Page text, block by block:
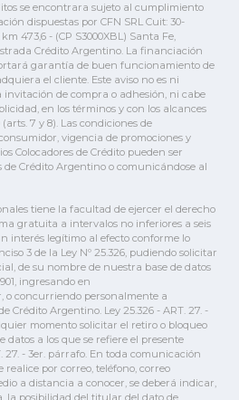
se encontrara sujeto al cumplimiento
dispuestas por CFN SRL Cuit: 30-
473,6 - (CP S3000XBL) Santa Fe,
Crédito Argentino. La financiación
garantía de buen funcionamiento de
el cliente. Este aviso no es ni
de compra o adhesión, ni cabe
en los términos y con los alcances
7 y 8). Las condiciones de
vigencia de promociones y
Colocadores de Crédito pueden ser
Crédito Argentino o comunicándose al
tiene la facultad de ejercer el derecho
gratuita a intervalos no inferiores a seis
interés legítimo al efecto conforme lo
3 de la Ley Nº 25.326, pudiendo solicitar
de su nombre de nuestra base de datos
ingresando en
o concurriendo personalmente a
Crédito Argentino. Ley 25.326 - ART. 27. -
momento solicitar el retiro o bloqueo
datos a los que se refiere el presente
27. - 3er. párrafo. En toda comunicación
por correo, teléfono, correo
a distancia a conocer, se deberá indicar,
la posibilidad del titular del dato de